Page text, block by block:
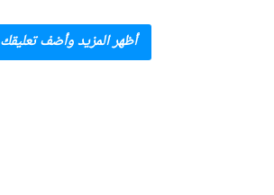
أظهر المزيد وأضف تعليقك